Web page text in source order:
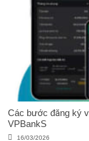
Các bước đăng ký
VPBankS
16/03/2026